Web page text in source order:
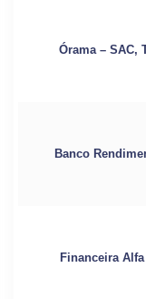
Órama – SAC,
Banco
Financeira